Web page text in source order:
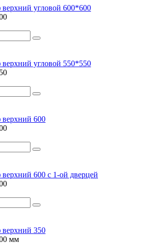
угловой 600*600
угловой 550*550
600
600 с 1-ой дверцей
350
мм